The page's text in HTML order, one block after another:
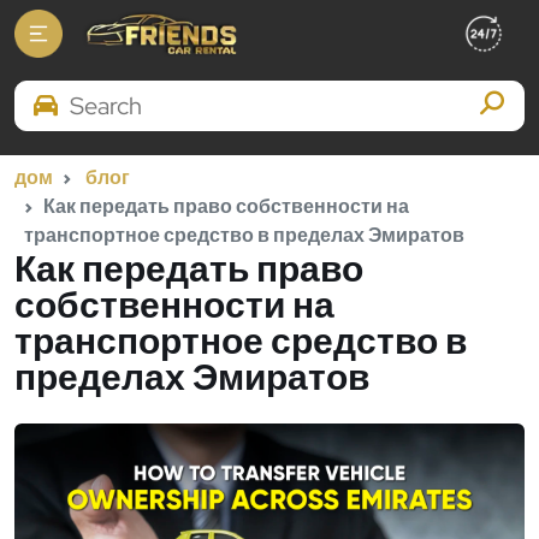
Search Brands
дом
блог
Как передать право собственности на
транспортное средство в пределах Эмиратов
Как передать право
собственности на
транспортное средство в
пределах Эмиратов